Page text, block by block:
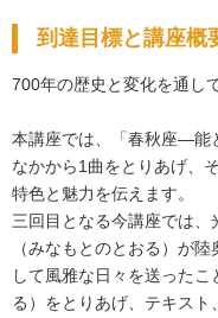
到達目標と講座概
700年の歴史と変化を通し
本講座では、「春秋座―能
なかから1曲をとりあげ、
特色と魅力を伝えます。
三回目となる今講座では
（みなもとのとおる）が
して風雅な日々を送った
る）をとりあげ、テキス